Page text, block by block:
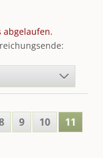
abgelaufen.
9 10
11